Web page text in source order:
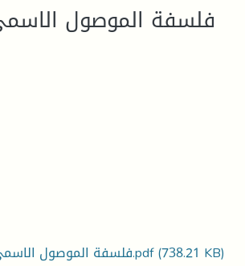
فلسفة الموصول
فلسفة الموصول الاسمي في اللغة العربية.pdf(738.21 KB)